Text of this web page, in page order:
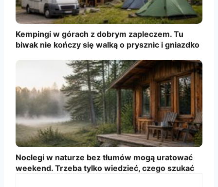
Kempingi w górach z dobrym zapleczem. Tu
biwak nie kończy się walką o prysznic i gniazdko
Noclegi w naturze bez tłumów mogą uratować
weekend. Trzeba tylko wiedzieć, czego szukać